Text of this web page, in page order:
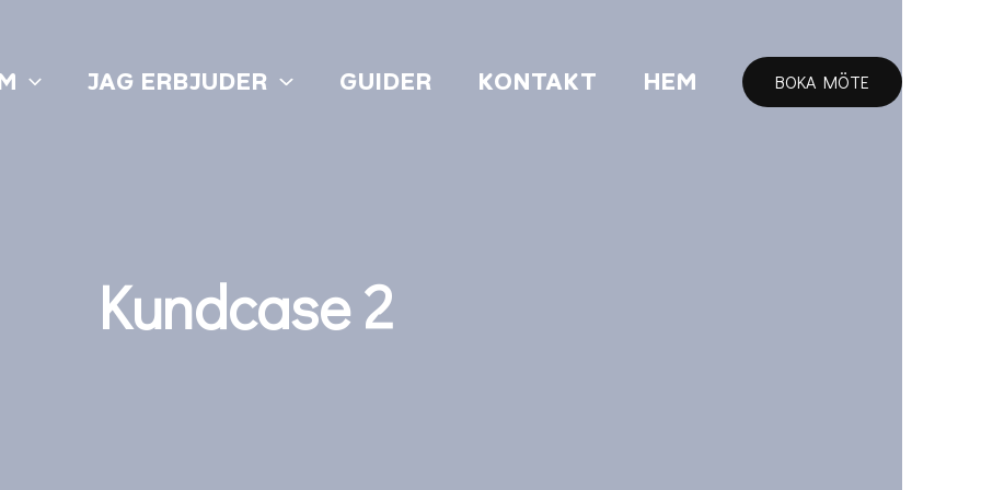
JAG ERBJUDER GUIDER KONTAKT HEM BOKA MÖTE
Kundcase 2